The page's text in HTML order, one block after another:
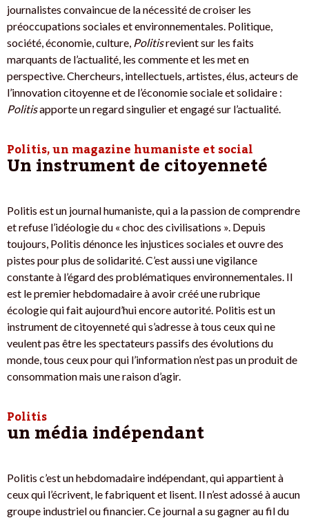
journalistes convaincue de la nécessité de croiser les
préoccupations sociales et environnementales. Politique,
société, économie, culture, Politisrevient sur les faits
marquants de l’actualité, les commente et les met en
perspective. Chercheurs, intellectuels, artistes, élus, acteurs de
l’innovation citoyenne et de l’économie sociale et solidaire :
Politisapporte un regard singulier et engagé sur l’actualité.
Politis, un magazine humaniste et social
Un instrument de citoyenneté
Politis est un journal humaniste, qui a la passion de comprendre
et refuse l’idéologie du « choc des civilisations ». Depuis
toujours, Politis dénonce les injustices sociales et ouvre des
pistes pour plus de solidarité. C’est aussi une vigilance
constante à l’égard des problématiques environnementales. Il
est le premier hebdomadaire à avoir créé une rubrique
écologie qui fait aujourd’hui encore autorité. Politis est un
instrument de citoyenneté qui s’adresse à tous ceux qui ne
veulent pas être les spectateurs passifs des évolutions du
monde, tous ceux pour qui l’information n’est pas un produit de
consommation mais une raison d’agir.
Politis
un média indépendant
Politis c’est un hebdomadaire indépendant, qui appartient à
ceux qui l’écrivent, le fabriquent et lisent. Il n’est adossé à aucun
groupe industriel ou financier. Ce journal a su gagner au fil du